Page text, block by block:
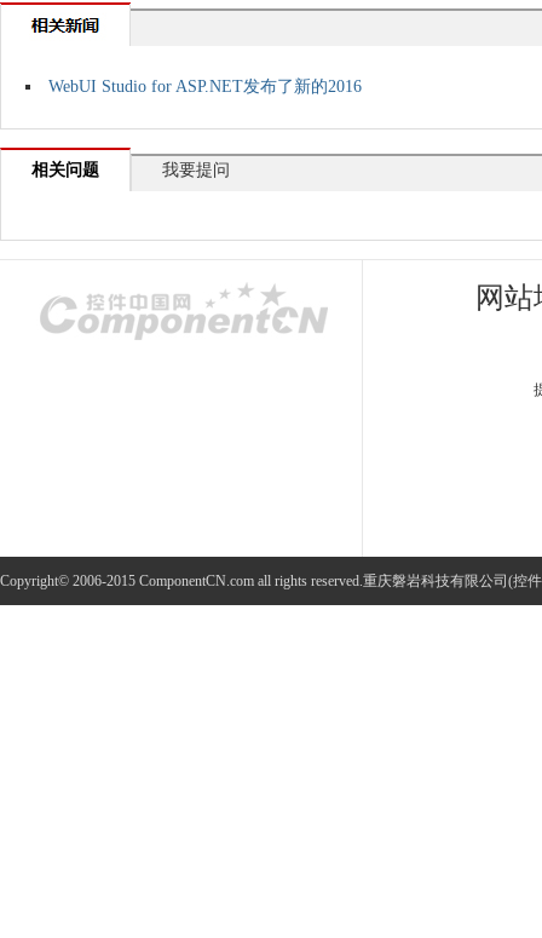
WebUI Studio for ASP.NET发布了新的2016
相关问题 我要提问
网
Copyright© 2006-2015 ComponentCN.com all rights reserved.重庆磐岩科技有限公司(